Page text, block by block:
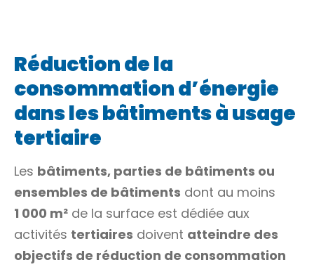
Réduction de la
consommation d’énergie
dans les bâtiments à usage
tertiaire
Les bâtiments, parties de bâtiments ou
ensembles de bâtiments dont au moins
1 000 m² de la surface est dédiée aux
activités tertiaires doivent atteindre des
objectifs de réduction de consommation